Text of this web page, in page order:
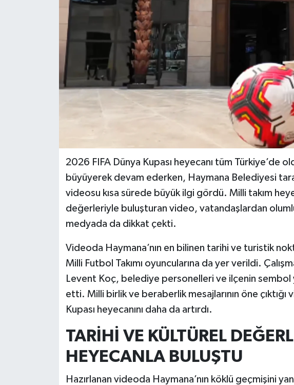
2026 FIFA Dünya Kupası heyecanı tüm Türkiye’de
büyüyerek devam ederken, Haymana Belediyesi
videosu kısa sürede büyük ilgi gördü. Milli takım
değerleriyle buluşturan video, vatandaşlardan
medyada da dikkat çekti.
Videoda Haymana’nın en bilinen tarihi ve turistik
Milli Futbol Takımı oyuncularına da yer verildi.
Levent Koç, belediye personelleri ve ilçenin sembol
etti. Milli birlik ve beraberlik mesajlarının öne
Kupası heyecanını daha da artırdı.
TARİHİ VE KÜLTÜREL
HEYECANLA BULUŞTU
Hazırlanan videoda Haymana’nın köklü geçmişini